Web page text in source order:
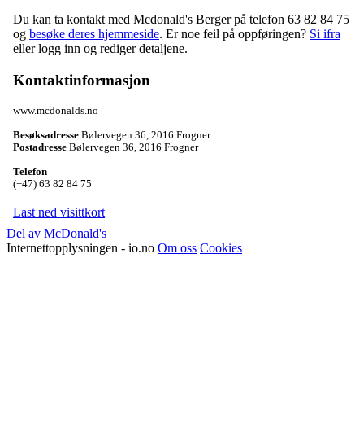
Du kan ta kontakt med Mcdonald's Berger på telefon 63 82 84 75
og besøke deres hjemmeside. Er noe feil på oppføringen? Si ifra
eller logg inn og rediger detaljene.
Kontaktinformasjon
www.mcdonalds.no
Besøksadresse Bølervegen 36 2016 Frogner
Postadresse Bølervegen 36 2016 Frogner
Telefon
(+47) 63 82 84 75
Last ned visittkort
Del av McDonald's
Internettopplysningen - io.no Om oss Cookies